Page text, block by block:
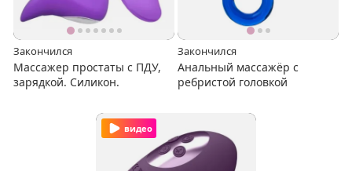
Закончился
Массажер простаты с ПДУ,
зарядкой. Силикон.
Закончился
Анальный массажёр с
ребристой головкой
видео